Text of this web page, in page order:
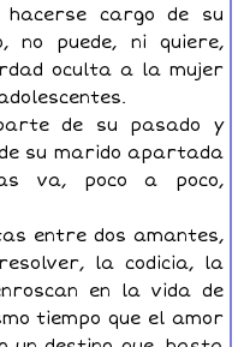
cargo de su
no puede, ni quiere,
oculta a la mujer
de su pasado y
su marido apartada
va, poco a poco,
entre dos amantes,
la codicia, la
en la vida de
tiempo que el amor